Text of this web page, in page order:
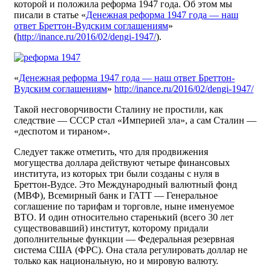
которой и положила реформа 1947 года. Об этом мы
писали в статье «Денежная реформа 1947 года — наш
ответ Бреттон-Вудским соглашениям»
(http://inance.ru/2016/02/dengi-1947/).
«Денежная реформа 1947 года — наш ответ Бреттон-
Вудским соглашениям» http://inance.ru/2016/02/dengi-1947/
Такой несговорчивости Сталину не простили, как
следствие — СССР стал «Империей зла», а сам Сталин —
«деспотом и тираном».
Следует также отметить, что для продвижения
могущества доллара действуют четыре финансовых
института, из которых три были созданы с нуля в
Бреттон-Вудсе. Это Международный валютный фонд
(МВФ), Всемирный банк и ГАТТ — Генеральное
соглашение по тарифам и торговле, ныне именуемое
ВТО. И один относительно старенький (всего 30 лет
существовавший) институт, которому придали
дополнительные функции — Федеральная резервная
система США (ФРС). Она стала регулировать доллар не
только как национальную, но и мировую валюту.